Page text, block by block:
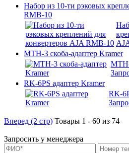
Набор из 10-ти рэковых
RMB-10
MTH-3 скоба-адаптер Kramer
RK-6PS адаптер Kramer
RK-
Вперед (2 стр) Товары 1 - 60 из 74
Запросить у менеджера